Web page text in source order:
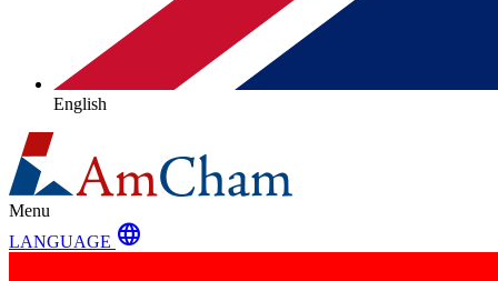
English
Menu
LANGUAGE language